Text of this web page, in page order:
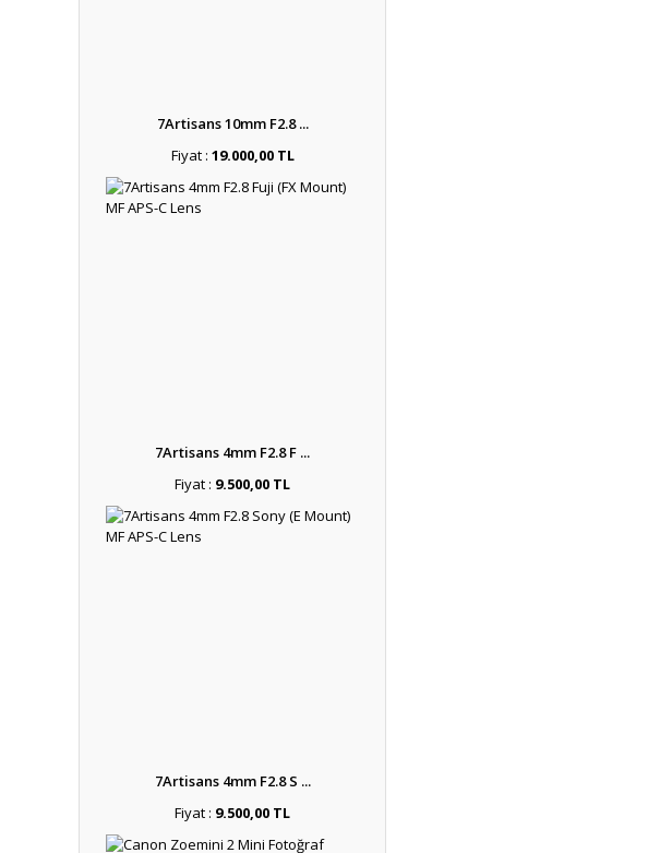
7Artisans 10mm F2.8 ...
Fiyat : 19.000,00 TL
7Artisans 4mm F2.8 F ...
Fiyat : 9.500,00 TL
7Artisans 4mm F2.8 S ...
Fiyat : 9.500,00 TL